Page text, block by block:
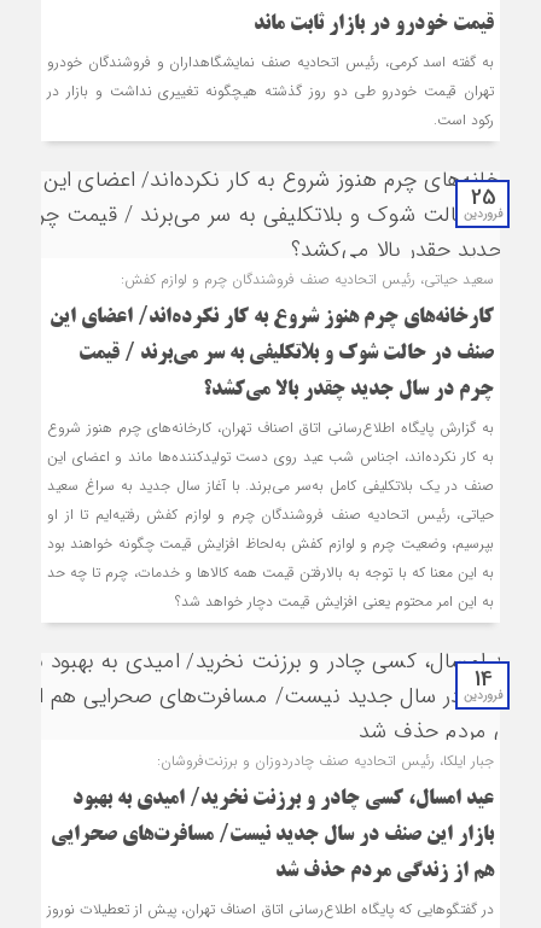
قیمت خودرو در بازار ثابت ماند
به گفته اسد کرمی، رئیس اتحادیه صنف نمایشگاه‎داران و فروشندگان خودرو
تهران قیمت خودرو طی دو روز گذشته هیچگونه تغییری نداشت و بازار در
رکود است.
25
فروردین
سعید حیاتی، رئیس اتحادیه صنف فروشندگان چرم و لوازم کفش:
کارخانه‌های چرم هنوز شروع به کار نکرده‌اند/ اعضای این
صنف در حالت شوک و بلاتکلیفی به سر می‌برند / قیمت
چرم در سال جدید چقدر بالا می‌کشد؟
به گزارش پایگاه اطلاع‌رسانی اتاق اصناف تهران، کارخانه‌های چرم هنوز شروع
به کار نکرده‌اند، اجناس شب عید روی دست تولیدکننده‌ها ماند و اعضای این
صنف در یک بلاتکلیفی کامل به‌سر می‌برند. با آغاز سال جدید به سراغ سعید
حیاتی، رئیس اتحادیه صنف فروشندگان چرم و لوازم کفش رفتیه‌ایم تا از او
بپرسیم، وضعیت چرم و لوازم کفش به‌لحاظ افزایش قیمت چگونه خواهند بود
به این معنا که با توجه به بالارفتن قیمت همه کالاها و خدمات، چرم تا چه حد
به این امر محتوم یعنی افزایش قیمت دچار خواهد شد؟
14
فروردین
جبار ایلکا، رئیس اتحادیه صنف چادردوزان و برزنت‌فروشان:
عید امسال، کسی چادر و برزنت نخرید/ امیدی به بهبود
بازار این صنف در سال جدید نیست/ مسافرت‌های صحرایی
هم از زندگی مردم حذف شد
در گفتگوهایی که پایگاه اطلاع‌رسانی اتاق اصناف تهران، پیش از تعطیلات نوروز